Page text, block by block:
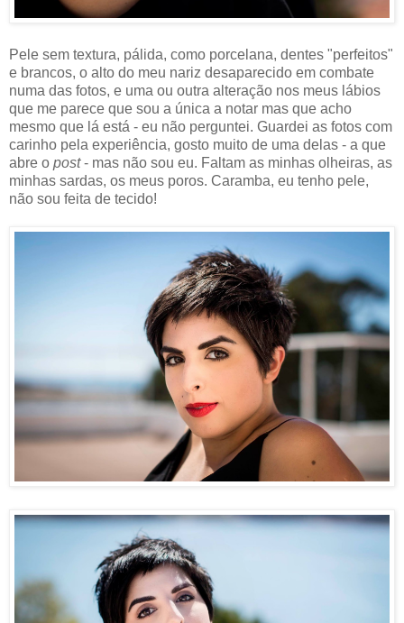
Pele sem textura, pálida, como porcelana, dentes "perfeitos"
e brancos, o alto do meu nariz desaparecido em combate
numa das fotos, e uma ou outra alteração nos meus lábios
que me parece que sou a única a notar mas que acho
mesmo que lá está - eu não perguntei. Guardei as fotos com
carinho pela experiência, gosto muito de uma delas - a que
abre o post- mas não sou eu. Faltam as minhas olheiras, as
minhas sardas, os meus poros. Caramba, eu tenho pele,
não sou feita de tecido!